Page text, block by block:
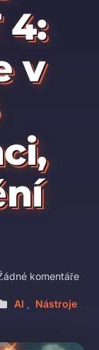
4:
v
komentáře
AI Nástroje